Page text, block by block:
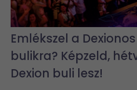
Emlékszel a
bulikra? Képzeld,
Dexion buli lesz!